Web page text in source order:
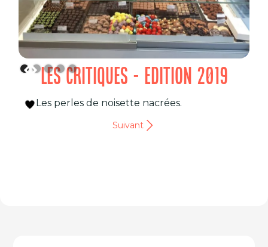
LES CRITIQUES - EDITION 2019
Les perles de noisette nacrées.
Suivant